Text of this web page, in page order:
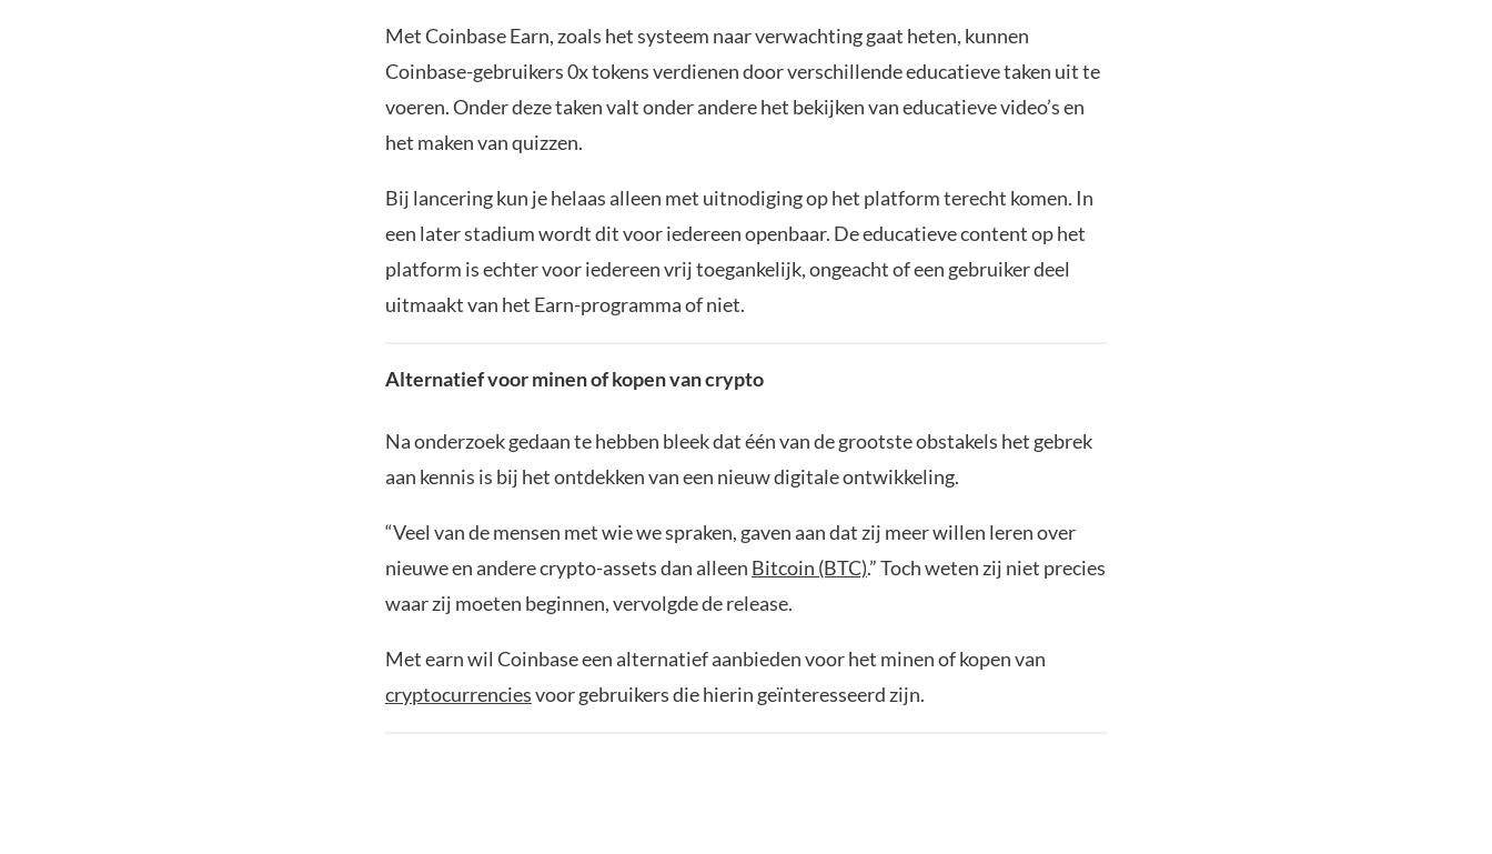
Met Coinbase Earn, zoals het systeem naar verwachting gaat heten, kunnen
Coinbase-gebruikers 0x tokens verdienen door verschillende educatieve taken uit te
voeren. Onder deze taken valt onder andere het bekijken van educatieve video’s en
het maken van quizzen.
Bij lancering kun je helaas alleen met uitnodiging op het platform terecht komen. In
een later stadium wordt dit voor iedereen openbaar. De educatieve content op het
platform is echter voor iedereen vrij toegankelijk, ongeacht of een gebruiker deel
uitmaakt van het Earn-programma of niet.
Alternatief voor minen of kopen van crypto
Na onderzoek gedaan te hebben bleek dat één van de grootste obstakels het gebrek
aan kennis is bij het ontdekken van een nieuw digitale ontwikkeling.
“Veel van de mensen met wie we spraken, gaven aan dat zij meer willen leren over
nieuwe en andere crypto-assets dan alleen Bitcoin (BTC).” Toch weten zij niet precies
waar zij moeten beginnen, vervolgde de release.
Met earn wil Coinbase een alternatief aanbieden voor het minen of kopen van
cryptocurrenciesvoor gebruikers die hierin geïnteresseerd zijn.